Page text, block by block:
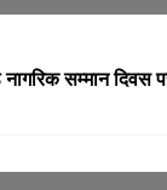
सम्मान दिवस